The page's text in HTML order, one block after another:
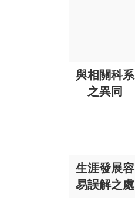
與相關科系
之異同
生涯發展容
易誤解之處